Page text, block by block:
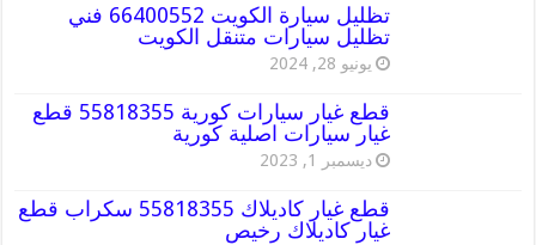
تظليل سيارة الكويت 66400552 فني
تظليل سيارات متنقل الكويت
يونيو 28, 2024
قطع غيار سيارات كورية 55818355 قطع
غيار سيارات اصلية كورية
ديسمبر 1, 2023
قطع غيار كاديلاك 55818355 سكراب قطع
غيار كاديلاك رخيص